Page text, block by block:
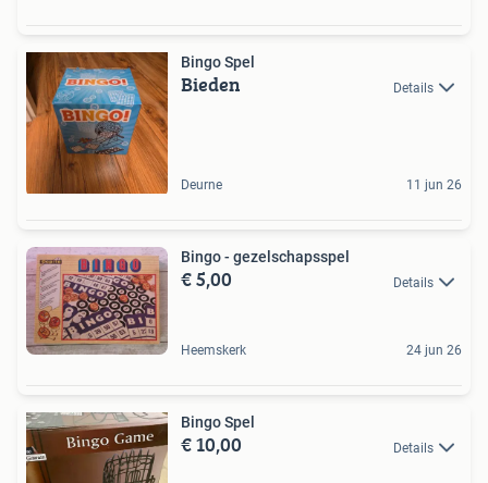
Bingo Spel
Bieden Details
Deurne 11 jun 26
Bingo - gezelschapsspel
€ 5,00 Details
Heemskerk 24 jun 26
Bingo Spel
€ 10,00 Details